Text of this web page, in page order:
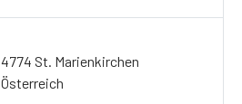
4774 St. Marienkirchen
Österreich